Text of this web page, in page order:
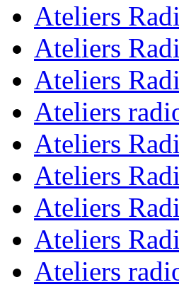
Ateliers
Ateliers
Ateliers
Ateliers
Ateliers
Ateliers
Ateliers
Ateliers
Ateliers